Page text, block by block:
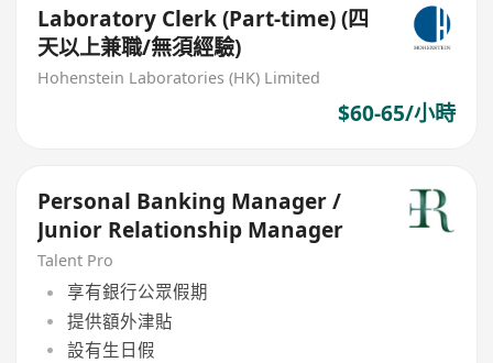
Laboratory Clerk (Part-time) (四
天以上兼職/無須經驗)
Hohenstein Laboratories (HK) Limited
$60-65/小時
Personal Banking Manager /
Junior Relationship Manager
Talent Pro
享有銀行公眾假期
提供額外津貼
設有生日假